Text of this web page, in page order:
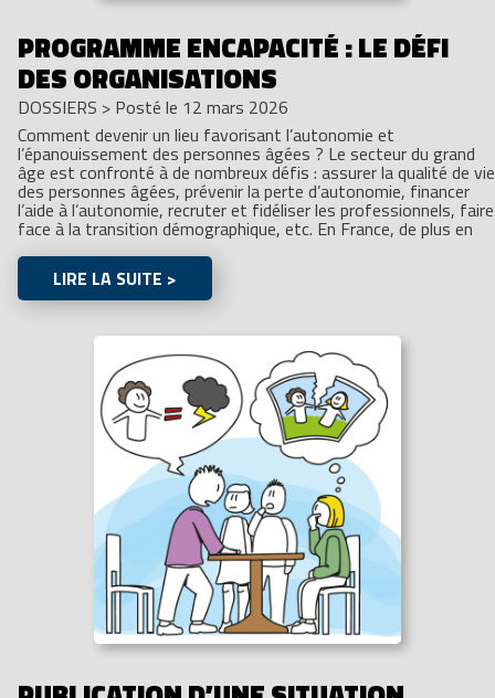
PROGRAMME ENCAPACITÉ : LE DÉFI
DES ORGANISATIONS
DOSSIERS > Posté le 12 mars 2026
Comment devenir un lieu favorisant l’autonomie et
l’épanouissement des personnes âgées ? Le secteur du grand
âge est confronté à de nombreux défis : assurer la qualité de vie
des personnes âgées, prévenir la perte d’autonomie, financer
l’aide à l’autonomie, recruter et fidéliser les professionnels, faire
face à la transition démographique, etc. En France, de plus en
LIRE LA SUITE >